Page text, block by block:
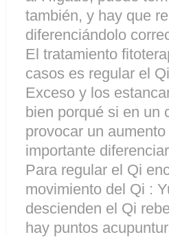
también, y hay que
diferenciándolo
El tratamiento
casos es regular el
Exceso y los
bien porqué si en un
provocar un
importante
Para regular el Qi
movimiento del Qi :
descienden el Qi
hay puntos